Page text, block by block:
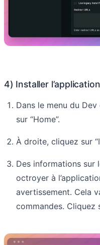
4) Installer
Dans le menu du
sur “Home”.
À droite, cliquez sur
Des informations sur
octroyer à
avertissement. Cela
commandes. Cliquez